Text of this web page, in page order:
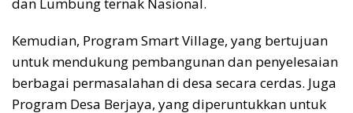
Kemudian, Program Smart Village, yang bertujuan
untuk mendukung pembangunan dan penyelesaian
berbagai permasalahan di desa secara cerdas. Juga
Program Desa Berjaya, yang diperuntukkan untuk